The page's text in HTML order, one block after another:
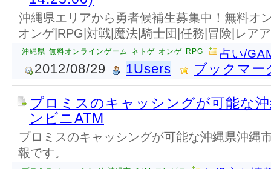
沖縄県エリアから勇者候補生募集中！無料オ
オンゲ|RPG|対戦|魔法|騎士団|任務|冒険|レア
沖縄県 無料オンラインゲーム ネトゲ オンゲ RPG 占い/
2012/08/29 1Users ブックマー
プロミスのキャッシングが可能な
ンビニATM
プロミスのキャッシングが可能な沖縄県沖縄
報です。